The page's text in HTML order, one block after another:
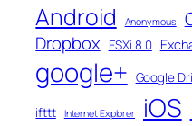
Android Anonymous
Dropbox ESXi 8.0
google+ Google
ifttt Internet Explorer iOS